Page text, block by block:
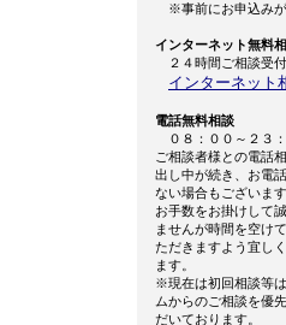
※事前にお申込み
インターネット無料
２４時間ご相談受
インターネット
電話無料相談
０８：００～２３
ご相談者様との電話
出し中が続き、お電
ない場合もございま
お手数をお掛けして
ませんが時間を空け
ただきますよう宜し
ます。
※現在は初回相談等
ムからのご相談を優
だいております。